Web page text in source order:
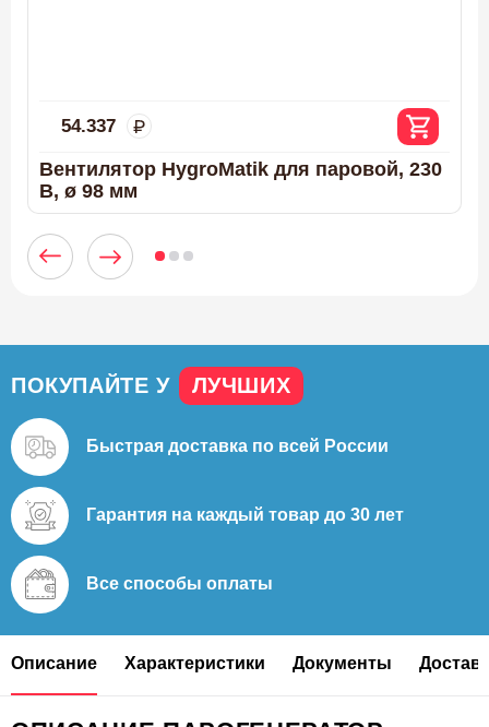
54.337
Вентилятор HygroMatik для паровой, 230
В, ø 98 мм
ПОКУПАЙТЕ У ЛУЧШИХ
Быстрая доставка по всей России
Гарантия на каждый товар до 30 лет
Все способы оплаты
Описание Характеристики Документы